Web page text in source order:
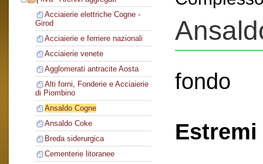
Acciaierie elettriche Cogne -
Girod
Acciaierie e ferriere nazionali
Acciaierie venete
Agglomerati antracite Aosta
Alti forni, Fonderie e Acciaierie
di Piombino
Ansaldo Cogne
Ansaldo Coke
Breda siderurgica
Cementerie litoranee
fondo